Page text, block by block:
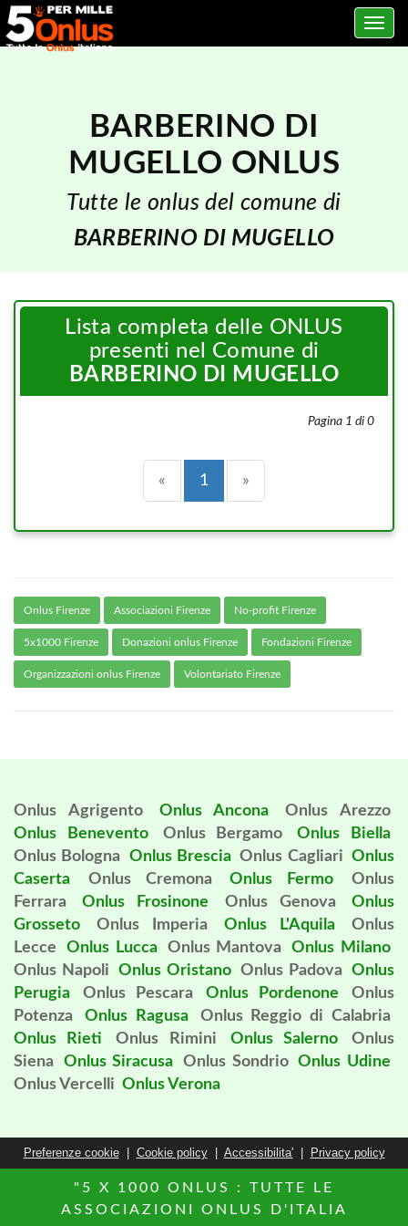
Toggle
BARBERINO DI
MUGELLO ONLUS
Tutte le onlus del comune di
BARBERINO DI MUGELLO
Lista completa delle ONLUS
presenti nel Comune di
BARBERINO DI MUGELLO
Pagina 1 di 0
« Precedente
1 (current)
»
Onlus Firenze Associazioni Firenze No-profit Firenze
5x1000 Firenze Donazioni onlus Firenze Fondazioni Firenze
Organizzazioni onlus Firenze Volontariato Firenze
Onlus Agrigento Onlus Ancona
Onlus Arezzo
Onlus Benevento
Onlus Bergamo
Onlus Biella
Onlus Bologna
Onlus Brescia Onlus Cagliari Onlus
Caserta
Onlus Cremona Onlus Fermo
Onlus
Ferrara
Onlus Frosinone Onlus Genova
Onlus
Grosseto
Onlus Imperia Onlus L'Aquila
Onlus
Lecce
Onlus Lucca Onlus Mantova
Onlus Milano
Onlus Napoli
Onlus Oristano Onlus Padova
Onlus
Perugia
Onlus Pescara Onlus Pordenone
Onlus
Potenza
Onlus Ragusa
Onlus Reggio di Calabria
Onlus Rieti
Onlus Rimini Onlus Salerno
Onlus
Siena
Onlus Siracusa Onlus Sondrio Onlus Udine
Onlus Vercelli Onlus Verona
Preferenze cookie| Cookie policy| Accessibilita'| Privacy policy
"5 X 1000 ONLUS : TUTTE LE
ASSOCIAZIONI ONLUS D'ITALIA